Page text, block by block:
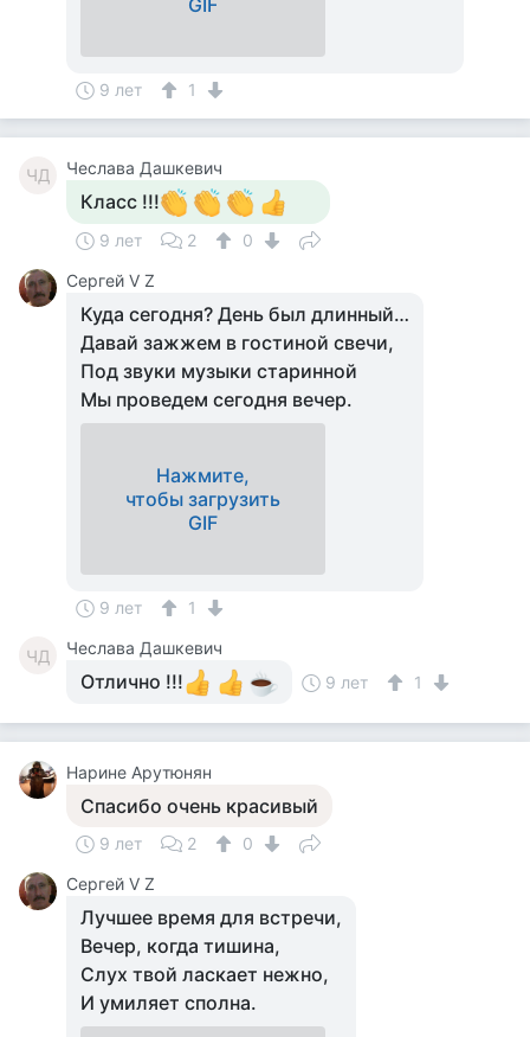
GIF
9 лет 1
ЧД Чеслава Дашкевич
Класс !!!
9 лет 2
0
Сергей V Z
Куда сегодня? День был длинный…
Давай зажжем в гостиной свечи,
Под звуки музыки старинной
Мы проведем сегодня вечер.
Нажмите,
чтобы загрузить
GIF
9 лет 1
ЧД Чеслава Дашкевич
Отлично !!! 9 лет 1
Нарине Арутюнян
Спасибо очень красивый
9 лет 2
0
Сергей V Z
Лучшее время для встречи,
Вечер, когда тишина,
Слух твой ласкает нежно,
И умиляет сполна.